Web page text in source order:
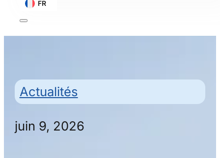
FR
Actualités
juin 9, 2026